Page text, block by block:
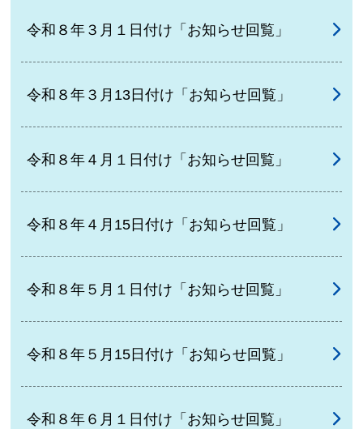
令和８年３月１日付け「お知らせ回覧」
令和８年３月13日付け「お知らせ回覧」
令和８年４月１日付け「お知らせ回覧」
令和８年４月15日付け「お知らせ回覧」
令和８年５月１日付け「お知らせ回覧」
令和８年５月15日付け「お知らせ回覧」
令和８年６月１日付け「お知らせ回覧」